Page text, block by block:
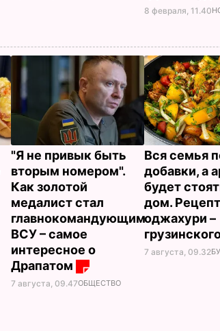
8 февраля, 11.40
"Я не привык быть
вторым номером".
Как золотой
медалист стал
главнокомандующим
ВСУ – самое
интересное о
Драпатом
7 августа, 09.47ОБЩЕСТВО
Вся семья
добавки, а
будет
дом. Рецепт
оджахури –
7 августа, 09.32